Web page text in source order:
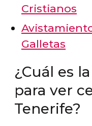
Cristianos
Galletas
¿Cuál es
para ver
Tenerife?